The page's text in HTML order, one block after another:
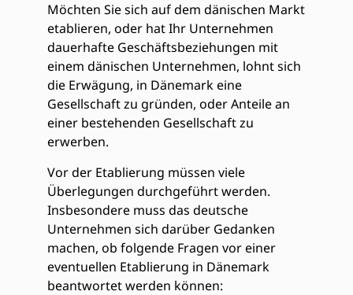
Möchten Sie sich auf dem dänischen Markt
etablieren, oder hat Ihr Unternehmen
dauerhafte Geschäftsbeziehungen mit
einem dänischen Unternehmen, lohnt sich
die Erwägung, in Dänemark eine
Gesellschaft zu gründen, oder Anteile an
einer bestehenden Gesellschaft zu
erwerben.
Vor der Etablierung müssen viele
Überlegungen durchgeführt werden.
Insbesondere muss das deutsche
Unternehmen sich darüber Gedanken
machen, ob folgende Fragen vor einer
eventuellen Etablierung in Dänemark
beantwortet werden können: